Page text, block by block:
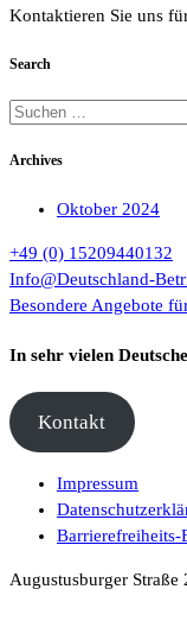
Kontaktieren Sie uns
Search
Suchen
Archives
Oktober 2024
+49 (0) 15209440132
Info@Deutschland-
Besondere Angebote
In sehr vielen
Kontakt
Impressum
Barrierefreiheits-
Augustusburger Straße